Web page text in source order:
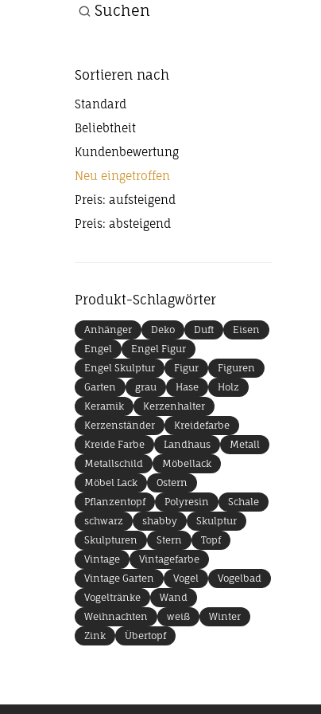
Suchen
Sortieren nach
Standard
Beliebtheit
Kundenbewertung
Neu eingetroffen
Preis: aufsteigend
Preis: absteigend
Produkt-Schlagwörter
Anhänger Deko Duft
Eisen
Engel
Engel Figur
Engel Skulptur
Figur
Figuren
Garten
grau Hase
Holz
Keramik
Kerzenhalter
Kerzenständer
Kreidefarbe
Kreide Farbe
Landhaus
Metall
Metallschild
Möbellack
Möbel Lack
Ostern
Pflanzentopf
Polyresin
Schale
schwarz
shabby
Skulptur
Skulpturen
Stern
Topf
Vintage
Vintagefarbe
Vintage Garten
Vogel
Vogelbad
Vogeltränke
Wand
Weihnachten
weiß
Winter
Zink
Übertopf